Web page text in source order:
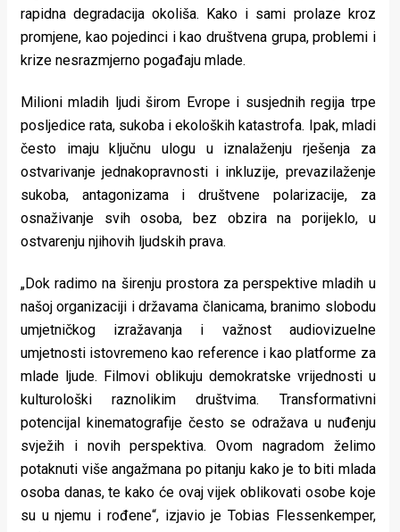
About
Urban
Magazin
rapidna degradacija okoliša. Kako i sami prolaze kroz
promjene, kao pojedinci i kao društvena grupa, problemi i
krize nesrazmjerno pogađaju mlade.
Milioni mladih ljudi širom Evrope i susjednih regija trpe
posljedice rata, sukoba i ekoloških katastrofa. Ipak, mladi
često imaju ključnu ulogu u iznalaženju rješenja za
ostvarivanje jednakopravnosti i inkluzije, prevazilaženje
sukoba, antagonizama i društvene polarizacije, za
osnaživanje svih osoba, bez obzira na porijeklo, u
ostvarenju njihovih ljudskih prava.
„Dok radimo na širenju prostora za perspektive mladih u
našoj organizaciji i državama članicama, branimo slobodu
umjetničkog izražavanja i važnost audiovizuelne
umjetnosti istovremeno kao reference i kao platforme za
mlade ljude. Filmovi oblikuju demokratske vrijednosti u
kulturološki raznolikim društvima. Transformativni
potencijal kinematografije često se odražava u nuđenju
svježih i novih perspektiva. Ovom nagradom želimo
potaknuti više angažmana po pitanju kako je to biti mlada
osoba danas, te kako će ovaj vijek oblikovati osobe koje
su u njemu i rođene“, izjavio je Tobias Flessenkemper,